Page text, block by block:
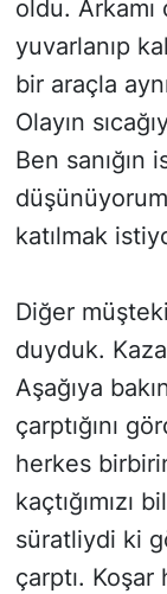
oldu.
yuvarlanıp
bir araçla
Olayın
Ben sanığın
katılmak
Diğer
duyduk.
Aşağıya
çarptığını
herkes
kaçtığımızı
süratliydi ki
çarptı. Koşar